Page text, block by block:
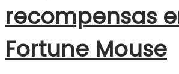
recompensas
Fortune Mouse